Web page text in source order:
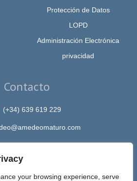
your browsing experience, serve
Protección de Datos
LOPD
Administración Electrónica
privacidad
Contacto
(+34) 639 619 229
Núnez, 12, Alicante 03002, España